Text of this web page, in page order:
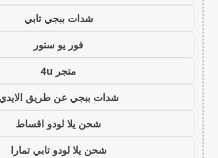
شدات ببجي تابي
فور يو ستور
متجر 4u
شدات ببجي عن طريق الايدي
شحن يلا لودو اقساط
شحن يلا لودو تابي تمارا